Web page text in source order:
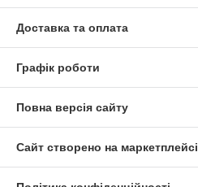
Доставка та оплата
Графік роботи
Повна версія сайту
Сайт створено на маркетплейсі